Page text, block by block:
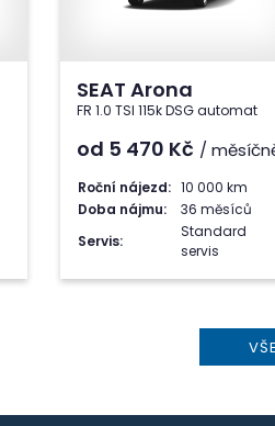
SEAT Arona
FR 1.0 TSI 115k DSG automat
od 5 470 Kč /
Roční nájezd: 10 000 km
Doba nájmu:
36 měsíců
Servis:
Standard
servis